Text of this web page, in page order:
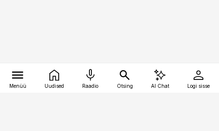
Menüü Uudised Raadio Otsing AI Chat Logi sisse